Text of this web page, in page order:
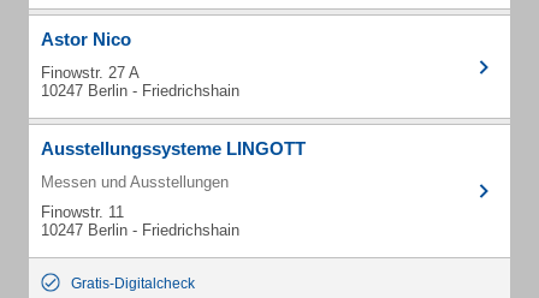
Astor Nico
Finowstr. 27 A
10247 Berlin - Friedrichshain
Ausstellungssysteme LINGOTT
Messen und Ausstellungen
Finowstr. 11
10247 Berlin - Friedrichshain
Gratis-Digitalcheck